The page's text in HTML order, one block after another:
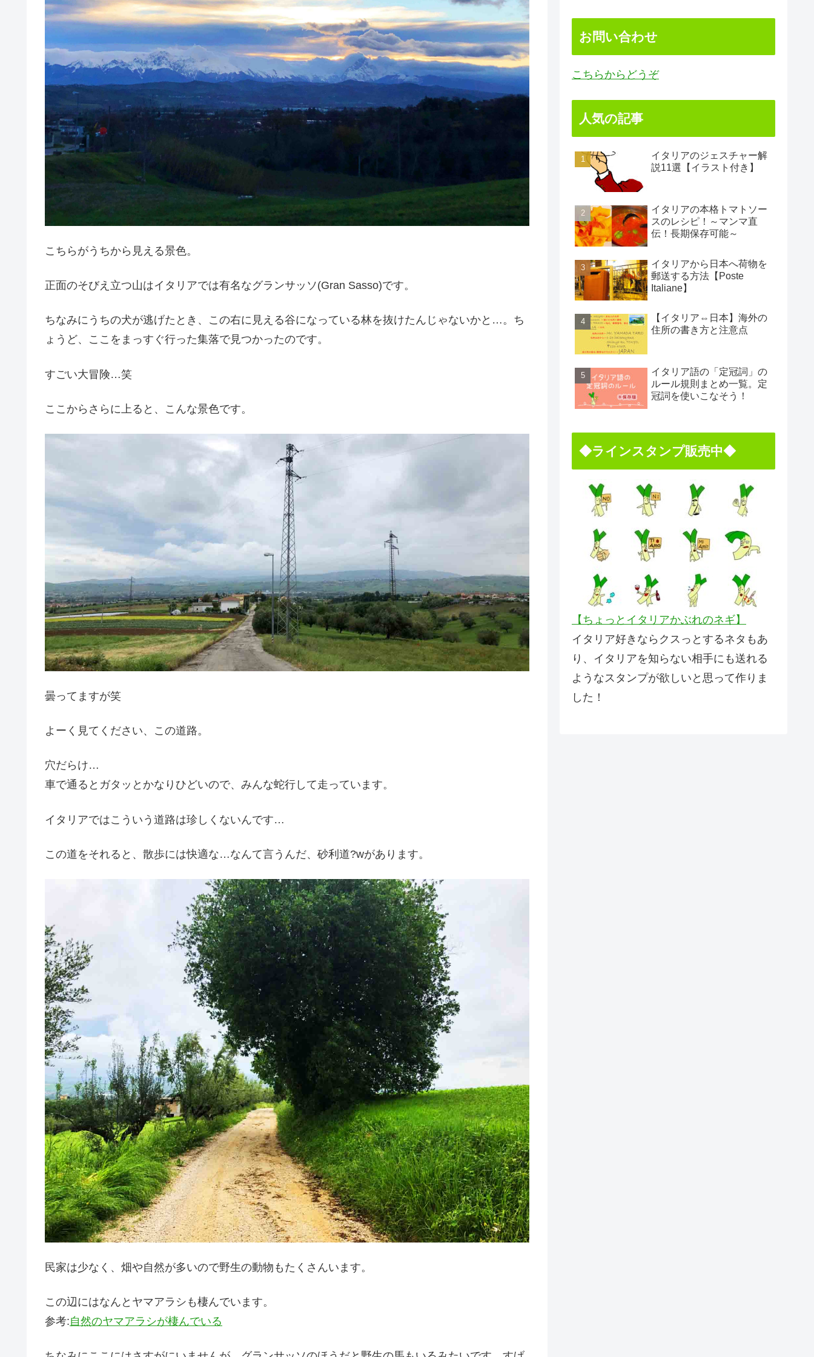
こちらがうちから見える景色。
正面のそびえ立つ山はイタリアでは有名なグランサッソ(Gran Sasso)です。
ちなみにうちの犬が逃げたとき、この右に見える谷になっている林を抜けたんじゃないかと…。ち
ょうど、ここをまっすぐ行った集落で見つかったのです。
すごい大冒険…笑
ここからさらに上ると、こんな景色です。
曇ってますが笑
よーく見てください、この道路。
穴だらけ…
車で通るとガタッとかなりひどいので、みんな蛇行して走っています。
イタリアではこういう道路は珍しくないんです…
この道をそれると、散歩には快適な…なんて言うんだ、砂利道?wがあります。
民家は少なく、畑や自然が多いので野生の動物もたくさんいます。
この辺にはなんとヤマアラシも棲んでいます。
参考:自然のヤマアラシが棲んでいる
お問い合わせ
こちらからどうぞ
人気の記事
イタリアのジェスチャー解
説11選【イラスト付き】
イタリアの本格トマトソー
スのレシピ！～マンマ直
伝！長期保存可能～
イタリアから日本へ荷物を
郵送する方法【Poste
Italiane】
【イタリア⇔日本】海外の
住所の書き方と注意点
イタリア語の「定冠詞」の
ルール規則まとめ一覧。定
冠詞を使いこなそう！
◆ラインスタンプ販売中◆
【ちょっとイタリアかぶれのネギ】
イタリア好きならクスっとするネタもあ
り、イタリアを知らない相手にも送れる
ようなスタンプが欲しいと思って作りま
した！